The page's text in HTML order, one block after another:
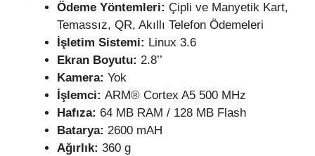
Ödeme Yöntemleri: Çipli ve Manyetik Kart,
Temassız, QR, Akıllı Telefon Ödemeleri
İşletim Sistemi: Linux 3.6
Ekran Boyutu: 2.8’’
Kamera: Yok
İşlemci: ARM® Cortex A5 500 MHz
Hafıza: 64 MB RAM / 128 MB Flash
Batarya: 2600 mAH
Ağırlık: 360 g